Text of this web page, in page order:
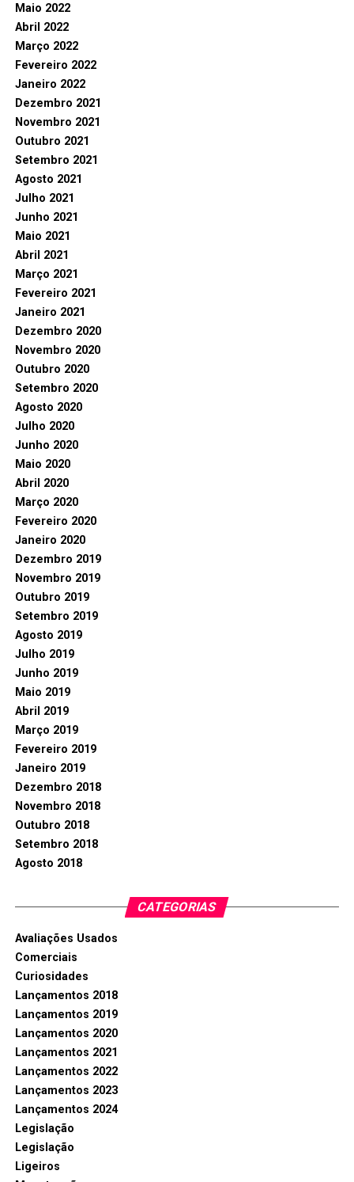
Maio 2022
Abril 2022
Março 2022
Fevereiro 2022
Janeiro 2022
Dezembro 2021
Novembro 2021
Outubro 2021
Setembro 2021
Agosto 2021
Julho 2021
Junho 2021
Maio 2021
Abril 2021
Março 2021
Fevereiro 2021
Janeiro 2021
Dezembro 2020
Novembro 2020
Outubro 2020
Setembro 2020
Agosto 2020
Julho 2020
Junho 2020
Maio 2020
Abril 2020
Março 2020
Fevereiro 2020
Janeiro 2020
Dezembro 2019
Novembro 2019
Outubro 2019
Setembro 2019
Agosto 2019
Julho 2019
Junho 2019
Maio 2019
Abril 2019
Março 2019
Fevereiro 2019
Janeiro 2019
Dezembro 2018
Novembro 2018
Outubro 2018
Setembro 2018
Agosto 2018
CATEGORIAS
Avaliações Usados
Comerciais
Curiosidades
Lançamentos 2018
Lançamentos 2019
Lançamentos 2020
Lançamentos 2021
Lançamentos 2022
Lançamentos 2023
Lançamentos 2024
Legislação
Legislação
Ligeiros